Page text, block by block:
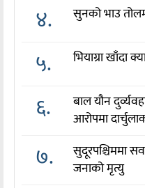
४. सुनको भाउ
५. भियाग्रा खाँदा
६.
बाल यौन
आरोपमा
७.
सुदूरपश्चिममा
जनाको मृत्यु